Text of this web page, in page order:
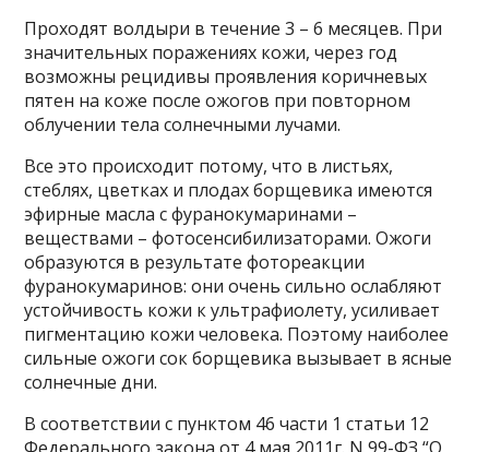
Проходят волдыри в течение 3 – 6 месяцев. При
значительных поражениях кожи, через год
возможны рецидивы проявления коричневых
пятен на коже после ожогов при повторном
облучении тела солнечными лучами.
Все это происходит потому, что в листьях,
стеблях, цветках и плодах борщевика имеются
эфирные масла с фуранокумаринами –
веществами – фотосенсибилизаторами. Ожоги
образуются в результате фотореакции
фуранокумаринов: они очень сильно ослабляют
устойчивость кожи к ультрафиолету, усиливает
пигментацию кожи человека. Поэтому наиболее
сильные ожоги сок борщевика вызывает в ясные
солнечные дни.​
В соответствии с пунктом 46 части 1 статьи 12